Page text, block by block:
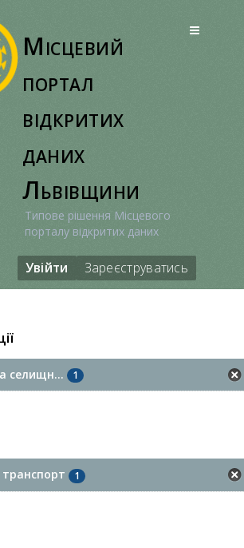
Місцевий
портал
відкритих
даних
Львівщини
Типове рішення Місцевого
порталу відкритих даних
Увійти Зареєструватись
селищн... 1
1